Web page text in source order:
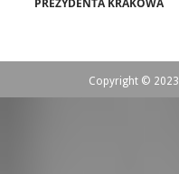
PREZYDENTA KRAKOWA
Copyright © 2023